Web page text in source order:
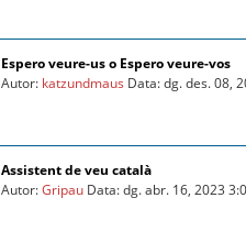
Espero veure-us o Espero veure-vos
Autor: katzundmaus Data: dg. des. 08,
Assistent de veu català
Autor:Gripau Data: dg. abr. 16, 2023